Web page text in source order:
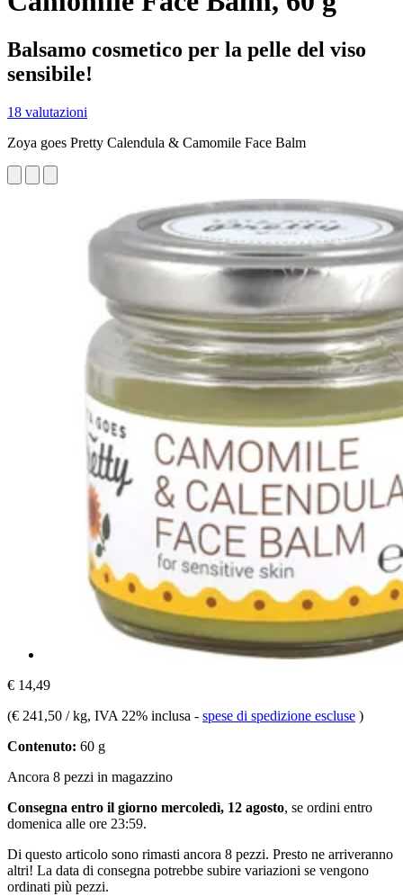
Balsamo cosmetico per la pelle del viso
sensibile!
18 valutazioni
Zoya goes Pretty Calendula & Camomile Face Balm
€ 14,49
(€ 241,50 / kg, IVA 22% inclusa - spese di spedizione escluse )
Contenuto: 60 g
Ancora 8 pezzi in magazzino
Consegna entro il giorno mercoledì, 12 agosto, se ordini entro
domenica alle ore 23:59.
Di questo articolo sono rimasti ancora 8 pezzi. Presto ne arriveranno
altri! La data di consegna potrebbe subire variazioni se vengono
ordinati più pezzi.